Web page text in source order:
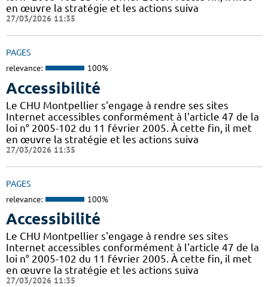
en œuvre la stratégie et les actions suiva
27/03/2026 11:35
PAGES
relevance: 100%
Accessibilité
Le CHU Montpellier s'engage à rendre ses sites
Internet accessibles conformément à l'article 47 de la
loi n° 2005-102 du 11 février 2005. À cette fin, il met
en œuvre la stratégie et les actions suiva
27/03/2026 11:35
PAGES
relevance: 100%
Accessibilité
Le CHU Montpellier s'engage à rendre ses sites
Internet accessibles conformément à l'article 47 de la
loi n° 2005-102 du 11 février 2005. À cette fin, il met
en œuvre la stratégie et les actions suiva
27/03/2026 11:35